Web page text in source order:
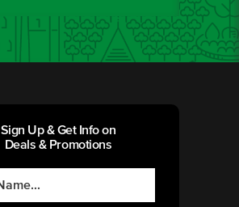
Sign Up & Get Info on
Deals & Promotions